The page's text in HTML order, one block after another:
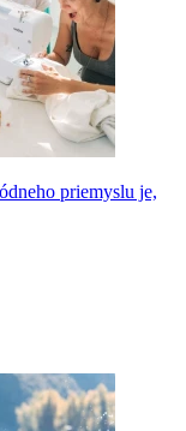
priemyslu je,